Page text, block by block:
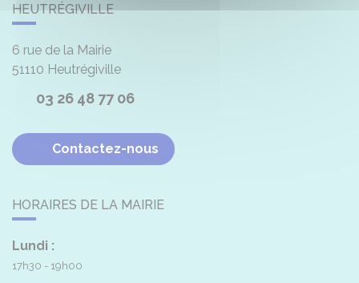
HEUTRÉGIVILLE
6 rue de la Mairie
51110 Heutrégiville
03 26 48 77 06
Contactez-nous
HORAIRES DE LA MAIRIE
Lundi :
17h30 - 19h00